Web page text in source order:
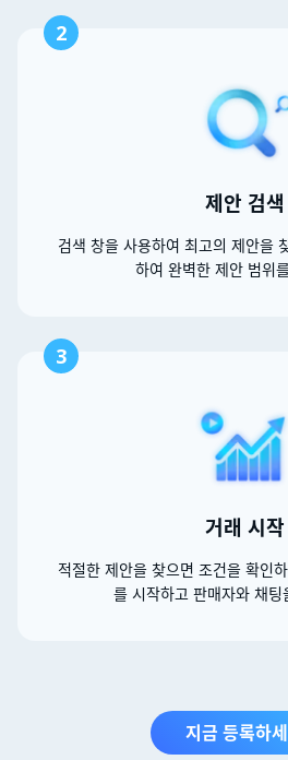
2
제안 검색
검색 창을 사용하여 최고의 제안을
하여 완벽한 제안 범위
3
거래 시작
적절한 제안을 찾으면 조건을 확인
를 시작하고 판매자와 채팅
지금 등록하